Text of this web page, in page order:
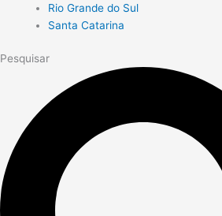
Rio Grande do Sul
Santa Catarina
Pesquisar